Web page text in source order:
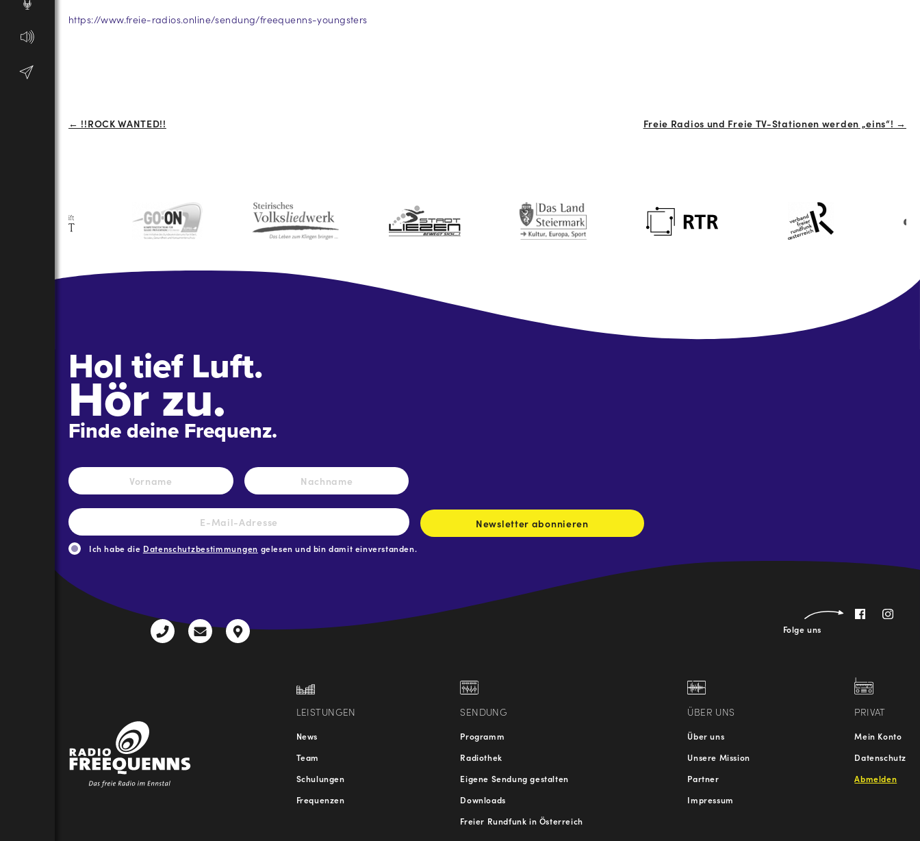
https://www.freie-radios.online/sendung/freequenns-youngsters
← !!ROCK WANTED!! Freie Radios und Freie TV-Stationen werden „eins“! →
Hol tief Luft.
Hör zu.
Finde deine Frequenz.
Name *
Vorname Nachname
E-
Mail-
Adresse *
Newsletter abonnieren
Ich habe die Datenschutzbestimmungen gelesen und bin damit einverstanden.
Folge uns
+43
radio@freequenns.at
Kulturhausstraße
LEISTUNGEN
News
Team
Schulungen
Frequenzen
SENDUNG
Programm
Radiothek
Eigene Sendung gestalten
Downloads
Freier Rundfunk in Österreich
ÜBER UNS
Über uns
Unsere Mission
Partner
Impressum
PRIVAT
Mein Konto
Datenschutz
Abmelden